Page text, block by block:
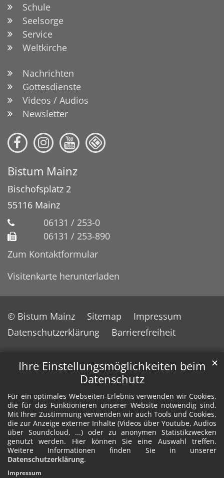
Ihre Einstellungsmöglichkeiten beim
Datenschutz
Für ein optimales Webseiten-Erlebnis verwenden wir Cookies,
die für das Funktionieren unserer Website notwendig sind.
Mit Ihrer Zustimmung verwenden wir auch Tools und Cookies,
die zur Anzeige externer Inhalte (Videos über Youtube, Audios
über Soundcloud, ...) oder zu anonymen Statistikzwecken
genutzt werden. Hier können Sie eine Auswahl treffen.
Weitere Informationen finden Sie in unserer
Datenschutzerklärung.
✕
Impressum
Schule
Seelsorge
Service
Weltkirche
Nachrichten
Gottesdienste
Videos / Audios
Newsletter
Bistum Mainz
Bischofsplatz 2
55116 Mainz
06131 / 253-0
06131 / 253-890
Zum Kontaktformular
Visitenkarte herunterladen
© Bistum Mainz Sitemap
Impressum
Datenschutzerklärung
Barrierefreiheit